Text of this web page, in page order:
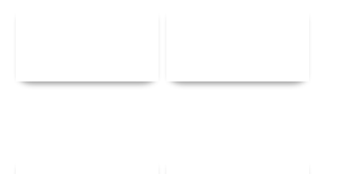
Αναλυτικά Αναλυτικά